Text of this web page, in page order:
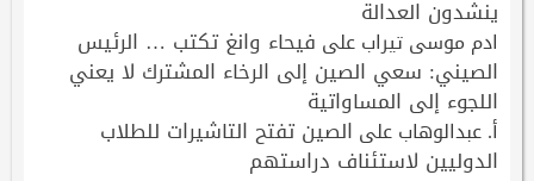
ينشدون العدالة
ادم موسى تيرابعلى فيحاء وانغ تكتب … الرئيس
الصيني: سعي الصين إلى الرخاء المشترك لا يعني
اللجوء إلى المساواتية
أ. عبدالوهابعلى الصين تفتح التاشيرات للطلاب
الدوليين لاستئناف دراستهم